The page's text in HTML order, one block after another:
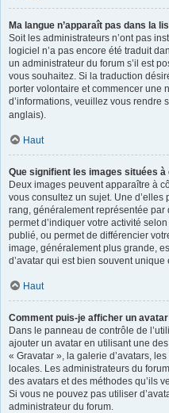
Ma langue n’apparaît pas dans la
Soit les administrateurs n’ont pas
logiciel n’a pas encore été traduit
un administrateur du forum s’il est
vous souhaitez. Si la traduction
porter volontaire et commencer une
d’informations, veuillez vous rendre
anglais).
Haut
Que signifient les images situées à
Deux images peuvent apparaître à
vous consultez un sujet. Une
rang, généralement représentée
permet d’indiquer votre activité
publié, ou permet de différencier
image, généralement plus grande,
d’avatar qui est bien souvent
Haut
Comment puis-je afficher un
Dans le panneau de contrôle de
ajouter un avatar en utilisant une
« Gravatar », la galerie d’avatars,
locales. Les administrateurs du
des avatars et des méthodes qu’ils
Si vous ne pouvez pas utiliser
administrateur du forum.